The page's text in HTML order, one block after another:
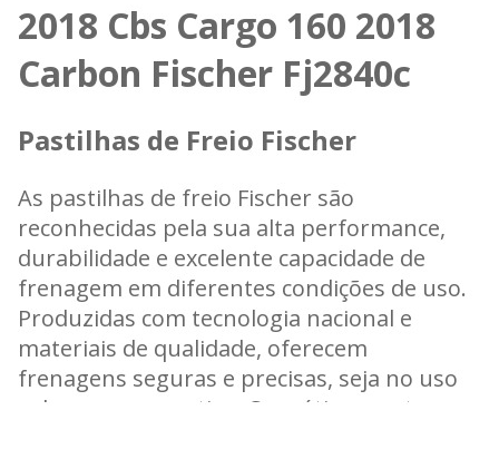
2018 Cbs Cargo 160 2018
Carbon Fischer Fj2840c
Pastilhas de Freio Fischer
As pastilhas de freio Fischer são
reconhecidas pela sua alta performance,
durabilidade e excelente capacidade de
frenagem em diferentes condições de uso.
Produzidas com tecnologia nacional e
materiais de qualidade, oferecem
frenagens seguras e precisas, seja no uso
urbano ou esportivo. Com ótimo custo-